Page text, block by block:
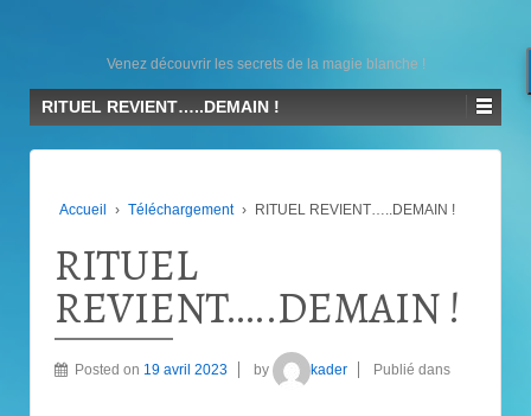
Venez découvrir les secrets de la magie blanche !
RITUEL REVIENT…..DEMAIN !
Accueil › Téléchargement › RITUEL REVIENT…..DEMAIN !
RITUEL
REVIENT…..DEMAIN !
Posted on 19 avril 2023 by kader Publié dans